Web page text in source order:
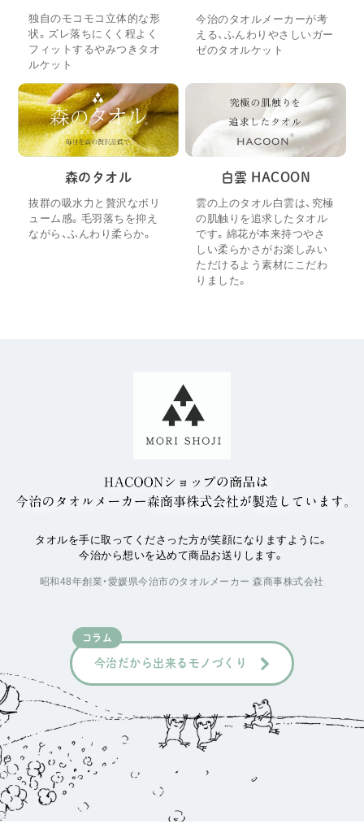
独自のモコモコ立体的な形
状。ズレ落ちにくく程よく
フィットするやみつきタオ
ルケット
今治のタオルメーカーが考
える、ふんわりやさしいガー
ゼのタオルケット
森のタオル
抜群の吸水力と贅沢なボリ
ューム感。毛羽落ちを抑え
ながら、ふんわり柔らか。
白雲 HACOON
雲の上のタオル白雲は、究極
の肌触りを追求したタオル
です。綿花が本来持つやさ
しい柔らかさがお楽しみい
ただけるよう素材にこだわ
りました。
タオルを手に取ってくださった方が笑顔になりますように。
今治から想いを込めて商品お送りします。
昭和48年創業・愛媛県今治市のタオルメーカー 森商事株式会社
コラム
今治だから出来るモノづくり